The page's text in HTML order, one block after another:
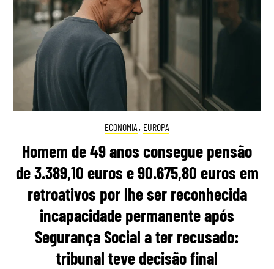
ECONOMIA , EUROPA
Homem de 49 anos consegue pensão
de 3.389,10 euros e 90.675,80 euros em
retroativos por lhe ser reconhecida
incapacidade permanente após
Segurança Social a ter recusado:
tribunal teve decisão final